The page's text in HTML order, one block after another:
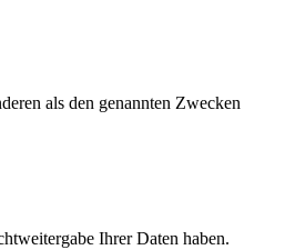
als den genannten Zwecken
Ihrer Daten haben.